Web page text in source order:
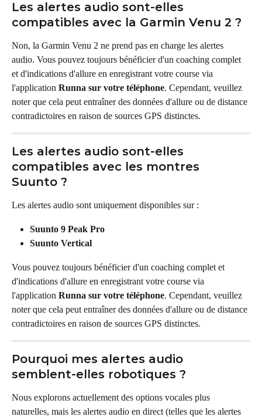
Les alertes audio sont-elles
compatibles avec la Garmin Venu 2 ?
Non, la Garmin Venu 2 ne prend pas en charge les alertes
audio. Vous pouvez toujours bénéficier d'un coaching complet
et d'indications d'allure en enregistrant votre course via
l'application Runna sur votre téléphone. Cependant, veuillez
noter que cela peut entraîner des données d'allure ou de distance
contradictoires en raison de sources GPS distinctes.
Les alertes audio sont-elles
compatibles avec les montres
Suunto ?
Les alertes audio sont uniquement disponibles sur :
Suunto 9 Peak Pro
Suunto Vertical
Vous pouvez toujours bénéficier d'un coaching complet et
d'indications d'allure en enregistrant votre course via
l'application Runna sur votre téléphone. Cependant, veuillez
noter que cela peut entraîner des données d'allure ou de distance
contradictoires en raison de sources GPS distinctes.
Pourquoi mes alertes audio
semblent-elles robotiques ?
Nous explorons actuellement des options vocales plus
naturelles, mais les alertes audio en direct (telles que les alertes